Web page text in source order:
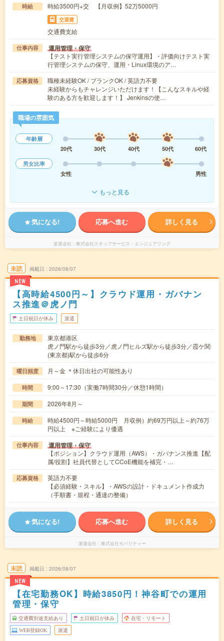
時給 時給3500円+交 【月収例】52万5000円
交通費
交通費支給
仕事内容 運用管理・保守
【テスト実行管理システムの保守運用】・評価向けテスト実
行管理システムの保守、運用・Linux環境のア…
応募資格
職種未経験OK / ブランクOK / 英語力不要
未経験からもチャレンジいただけます！【こんなスキルや経
験のある方を歓迎します！】 Jenkinsの使…
職場の雰囲気
年齢層
20代
30代 40代 50代
60代
男女比率
女性
男性
もっと見る
気になる! 応募へ進む 詳しく見る
派遣会社 株式会社スタッフサービス・エンジニアリング
未読
NEW
掲載日 2026/08/07
【高時給4500円～】クラウド運用・ガバナン
ス推進＠虎ノ門
土日祝日が休み 派遣
勤務地
東京都港区
虎ノ門駅から徒歩3分／虎ノ門ヒルズ駅から徒歩3分／霞ケ関
(東京都)駅から徒歩6分
曜日頻度 月～金 ＊休日出社の可能性あり
時間 9:00～17:30（実働7時間30分／休憩1時間）
期間 2026年8月～
時給
時給4500円～時給5000円 月収例）約69万円以上～約76万
円以上 ※ご経験により優遇
仕事内容 運用管理・保守
【ポジション】クラウド運用（AWS）・ガバナンス推進【配
属/役割】社員代替としてCCoE機能を補完・…
応募資格
英語力不要
【必須経験・スキル】・AWSの設計・ドキュメント作成力
（手順書・規程・通達の整備）
気になる! 応募へ進む 詳しく見る
派遣会社 株式会社モバリティー
未読
NEW
掲載日 2026/08/07
【在宅勤務OK】時給3850円！神谷町での運用
管理・保守
交通費別途支給あり 土日祝日が休み 在宅・リモート
WEB登録OK 派遣